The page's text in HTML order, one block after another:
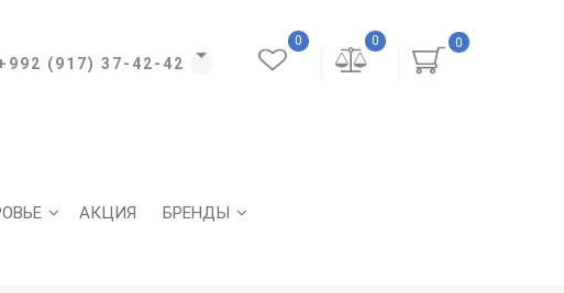
(917) 37-42-42
0
0
0
АКЦИЯ БРЕНДЫ